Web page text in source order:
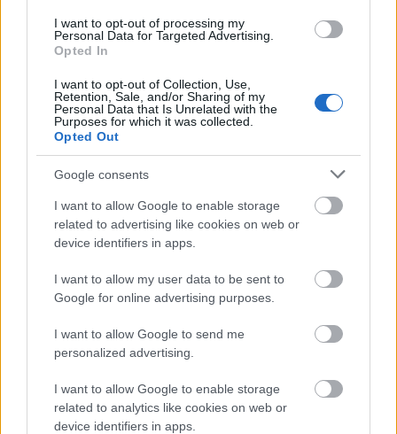
I want to opt-out of processing my
Personal Data for Targeted Advertising.
Opted In
I want to opt-out of Collection, Use,
Retention, Sale, and/or Sharing of my
Personal Data that Is Unrelated with the
Purposes for which it was collected.
Opted Out
Google consents
I want to allow Google to enable storage
related to advertising like cookies on web or
device identifiers in apps.
I want to allow my user data to be sent to
Google for online advertising purposes.
I want to allow Google to send me
personalized advertising.
I want to allow Google to enable storage
related to analytics like cookies on web or
device identifiers in apps.
Ajánlott bejegyzések:
29 új filmmel jön a Koreai Filmfesztivál
Osvárt Andreával és szakmai
Filmpiknik
Velencében mutatkozik be Horvát Lili
első angol nyelvű filmje